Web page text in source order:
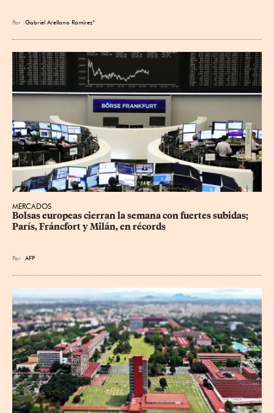
Por Gabriel Arellano Ramírez*
MERCADOS
Bolsas europeas cierran la semana con fuertes subidas;
París, Fráncfort y Milán, en récords
Por AFP